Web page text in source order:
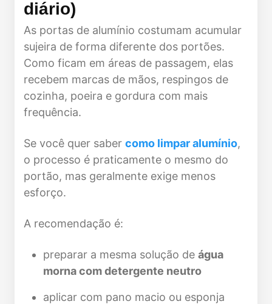
diário)
As portas de alumínio costumam acumular
sujeira de forma diferente dos portões.
Como ficam em áreas de passagem, elas
recebem marcas de mãos, respingos de
cozinha, poeira e gordura com mais
frequência.
Se você quer sabercomo limpar alumínio,
o processo é praticamente o mesmo do
portão, mas geralmente exige menos
esforço.
A recomendação é:
preparar a mesma solução deágua
morna com detergente neutro
aplicar com pano macio ou esponja